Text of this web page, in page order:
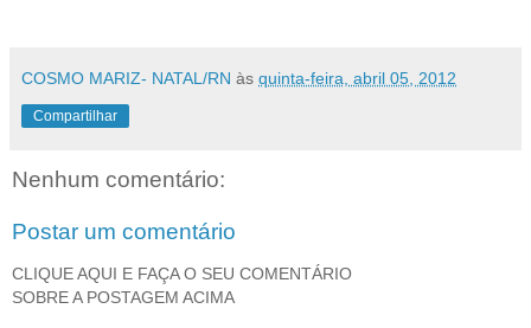
COSMO MARIZ- NATAL/RN às quinta-feira, abril 05, 2012
Compartilhar
Nenhum comentário:
Postar um comentário
CLIQUE AQUI E FAÇA O SEU COMENTÁRIO
SOBRE A POSTAGEM ACIMA